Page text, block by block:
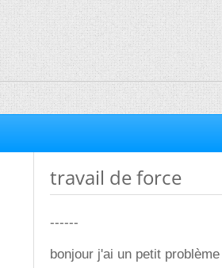
travail de force
------
bonjour j'ai un petit